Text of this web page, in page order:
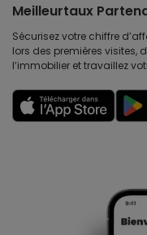
Meilleurtaux
Sécurisez votre chiffre
lors des premières visites,
l’immobilier et travaillez